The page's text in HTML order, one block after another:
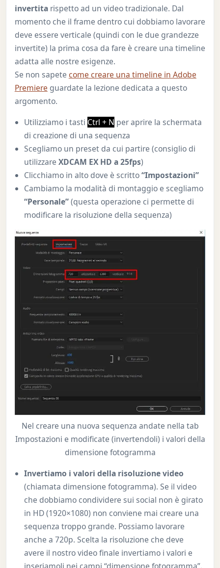
invertitarispetto ad un video tradizionale. Dal
momento che il frame dentro cui dobbiamo lavorare
deve essere verticale (quindi con le due grandezze
invertite) la prima cosa da fare è creare una timeline
adatta alle nostre esigenze.
Se non sapete come creare una timeline in Adobe
Premiere guardate la lezione dedicata a questo
argomento.
Utilizziamo i tasti Ctrl + N per aprire la schermata
di creazione di una sequenza
Scegliamo un preset da cui partire (consiglio di
utilizzare XDCAM EX HD a 25fps)
Clicchiamo in alto dove è scritto“Impostazioni”
Cambiamo la modalità di montaggio e scegliamo
“Personale”(questa operazione ci permette di
modificare la risoluzione della sequenza)
Nel creare una nuova sequenza andate nella tab
Impostazioni e modificate (invertendoli) i valori della
dimensione fotogramma
Invertiamo i valori della risoluzione video
(chiamata dimensione fotogramma). Se il video
che dobbiamo condividere sui social non è girato
in HD (1920×1080) non conviene mai creare una
sequenza troppo grande. Possiamo lavorare
anche a 720p. Scelta la risoluzione che deve
avere il nostro video finale invertiamo i valori e